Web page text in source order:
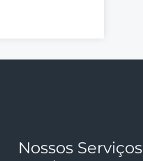
Nossos Serviços